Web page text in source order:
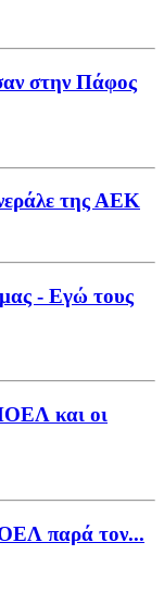
στην Πάφος
της ΑΕΚ
- Εγώ τους
και οι
παρά τον...